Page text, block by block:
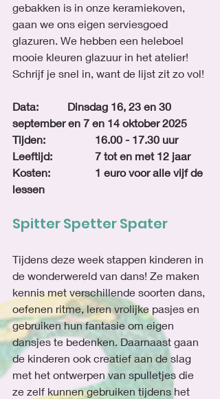
gebakken is in onze keramiekoven,
gaan we ons eigen serviesgoed
glazuren. We hebben een heleboel
mooie kleuren glazuur in het atelier!
Schrijf je snel in, want de lijst zit zo vol!
Data:		Dinsdag 16, 23 en 30
september en 7 en 14 oktober 2025
Tijden:		16.00 - 17.30 uur
Leeftijd: 		7 tot en met 12 jaar
Kosten: 		1 euro voor alle vijf de
lessen
Spitter Spetter Spater
Tijdens deze week stappen kinderen in
de wonderwereld van dans! Ze maken
kennis met verschillende soorten dans,
oefenen ritme, leren vrolijke pasjes en
gebruiken hun fantasie om eigen
dansjes te bedenken. Daarnaast gaan
de kinderen ook creatief aan de slag
met het ontwerpen van spulletjes die
ze zelf kunnen gebruiken tijdens het